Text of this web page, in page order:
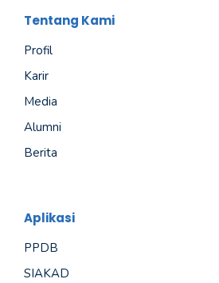
Tentang Kami
Profil
Karir
Media
Alumni
Berita
Aplikasi
PPDB
SIAKAD